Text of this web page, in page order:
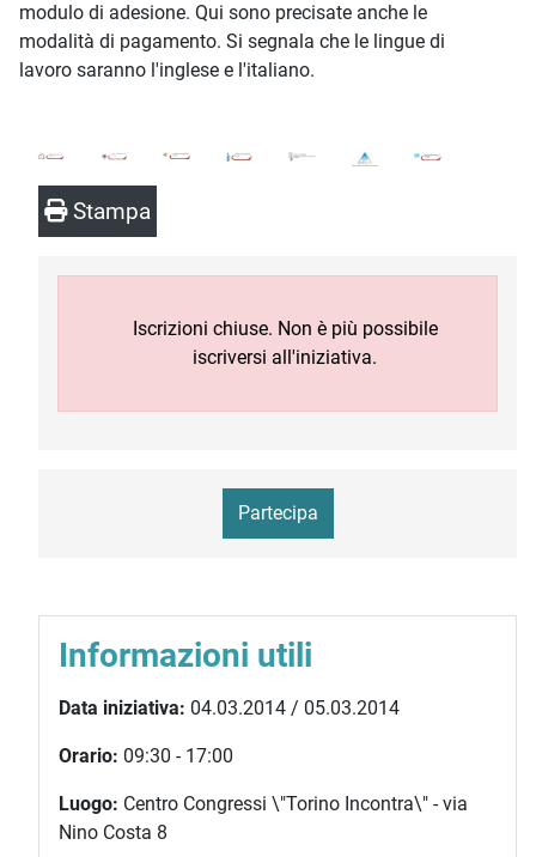
modulo di adesione. Qui sono precisate anche le
modalità di pagamento. Si segnala che le lingue di
lavoro saranno l'inglese e l'italiano.
Stampa
Iscrizioni chiuse. Non è più possibile
iscriversi all'iniziativa.
Partecipa
Informazioni utili
Data iniziativa: 04.03.2014 / 05.03.2014
Orario: 09:30 - 17:00
Luogo: Centro Congressi \"Torino Incontra\" - via
Nino Costa 8